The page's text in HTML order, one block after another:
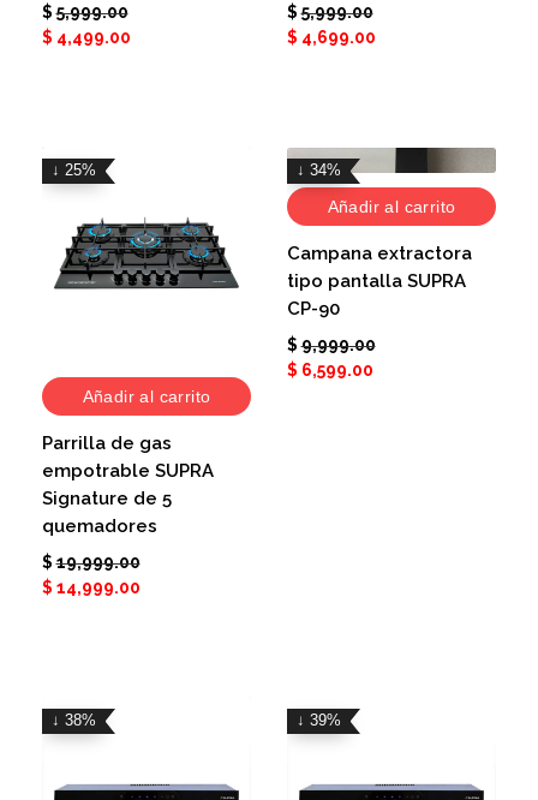
$ 5,999.00
$ 4,499.00
$ 5,999.00
$ 4,699.00
↓ 25%
Añadir al carrito
Parrilla de gas
empotrable SUPRA
Signature de 5
quemadores
$ 19,999.00
$ 14,999.00
↓ 34%
Añadir al carrito
Campana extractora
tipo pantalla SUPRA
CP-90
$ 9,999.00
$ 6,599.00
↓ 38% ↓ 39%